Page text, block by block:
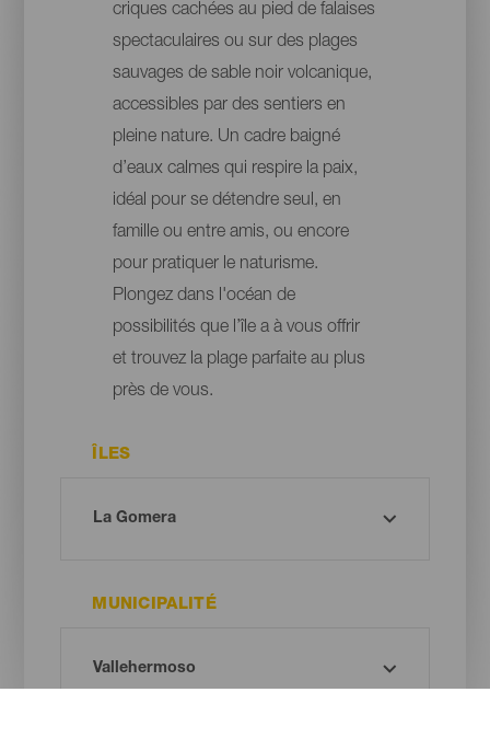
criques cachées au pied de falaises
spectaculaires ou sur des plages
sauvages de sable noir volcanique,
accessibles par des sentiers en
pleine nature. Un cadre baigné
d’eaux calmes qui respire la paix,
idéal pour se détendre seul, en
famille ou entre amis, ou encore
pour pratiquer le naturisme.
Plongez dans l'océan de
possibilités que l’île a à vous offrir
et trouvez la plage parfaite au plus
près de vous.
ÎLES
MUNICIPALITÉ